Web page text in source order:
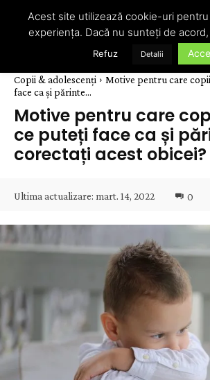
Copii & adolescenți
Motive pentru care
face ca și părinte...
Motive pentru care
ce puteți face ca și
corectați acest obicei?
Ultima actualizare: mart. 14, 2022 0
Acest site utilizează cookie-uri
experiența. Dacă nu sunteți de
Refuz Detalii